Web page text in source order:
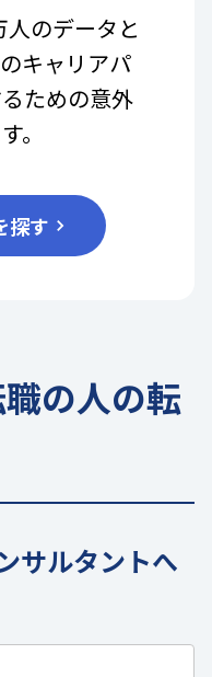
のデータと
キャリアパ
ための意外
。
探す
の人の転
サルタントへ